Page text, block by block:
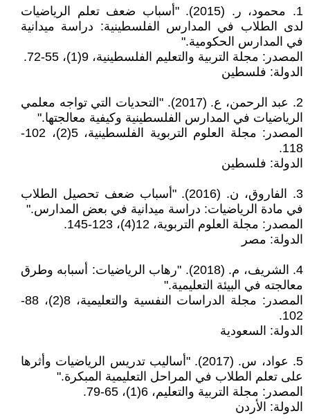
1. محمود، ر. (2015). "أسباب ضعف تعلم الرياضيات
لدى الطلاب في المدارس الفلسطينية: دراسة ميدانية
في المدارس الحكومية."
المصدر: مجلة التربية والتعليم الفلسطينية، 9(1)، 55-72.
الدولة: فلسطين
2. عبد الرحمن، ع. (2017). "التحديات التي تواجه معلمي
الرياضيات في المدارس الفلسطينية وكيفية معالجتها."
المصدر: مجلة العلوم التربوية الفلسطينية، 5(2)، 102-
118.
الدولة: فلسطين
3. الفاروق، ن. (2016). "أسباب ضعف تحصيل الطلاب
في مادة الرياضيات: دراسة ميدانية في بعض المدارس."
المصدر: مجلة العلوم التربوية، 12(4)، 123-145.
الدولة: مصر
4. الشريف، م. (2018). "رهاب الرياضيات: أسبابه وطرق
معالجته في البيئة التعليمية."
المصدر: مجلة الدراسات النفسية والتعليمية، 8(2)، 88-
102.
الدولة: السعودية
5. عواد، س. (2017). "أساليب تدريس الرياضيات وأثرها
على تعلم الطلاب في المراحل التعليمية المبكرة."
المصدر: مجلة التربية والتعليم، 6(1)، 65-79.
الدولة: الأردن